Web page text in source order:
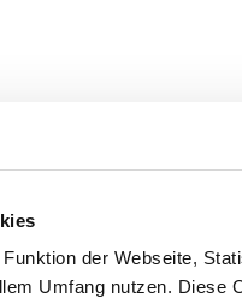
der Webseite,
Umfang nutzen.